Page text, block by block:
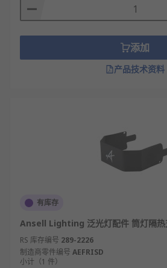
添加
产品技术资料
有库存
Ansell Lighting 泛光灯配件 筒灯隔热
RS 库存编号 289-2226
制造商零件编号 AEFRISD
小计（1 件）